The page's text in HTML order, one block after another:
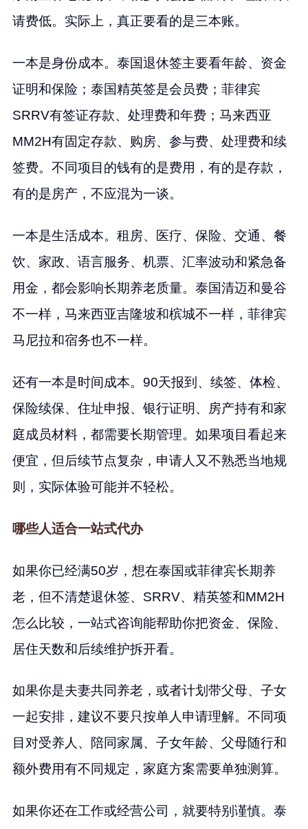
请费低。实际上，真正要看的是三本账。
一本是身份成本。泰国退休签主要看年龄、资金
证明和保险；泰国精英签是会员费；菲律宾
SRRV有签证存款、处理费和年费；马来西亚
MM2H有固定存款、购房、参与费、处理费和续
签费。不同项目的钱有的是费用，有的是存款，
有的是房产，不应混为一谈。
一本是生活成本。租房、医疗、保险、交通、餐
饮、家政、语言服务、机票、汇率波动和紧急备
用金，都会影响长期养老质量。泰国清迈和曼谷
不一样，马来西亚吉隆坡和槟城不一样，菲律宾
马尼拉和宿务也不一样。
还有一本是时间成本。90天报到、续签、体检、
保险续保、住址申报、银行证明、房产持有和家
庭成员材料，都需要长期管理。如果项目看起来
便宜，但后续节点复杂，申请人又不熟悉当地规
则，实际体验可能并不轻松。
哪些人适合一站式代办
如果你已经满50岁，想在泰国或菲律宾长期养
老，但不清楚退休签、SRRV、精英签和MM2H
怎么比较，一站式咨询能帮助你把资金、保险、
居住天数和后续维护拆开看。
如果你是夫妻共同养老，或者计划带父母、子女
一起安排，建议不要只按单人申请理解。不同项
目对受养人、陪同家属、子女年龄、父母随行和
额外费用有不同规定，家庭方案需要单独测算。
如果你还在工作或经营公司，就要特别谨慎。泰